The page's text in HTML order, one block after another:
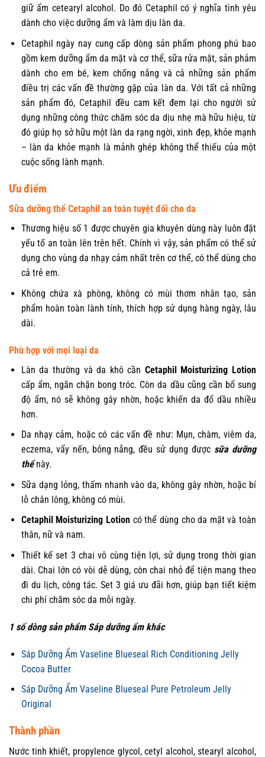
giữ ẩm cetearyl alcohol. Do đó Cetaphil có ý nghĩa tình yêu
dành cho việc dưỡng ẩm và làm dịu làn da.
Cetaphil ngày nay cung cấp dòng sản phẩm phong phú bao
gồm kem dưỡng ẩm da mặt và cơ thể, sữa rửa mặt, sản phảm
dành cho em bé, kem chống nắng và cả những sản phẩm
điều trị các vấn đề thường gặp của làn da. Với tất cả những
sản phẩm đó, Cetaphil đều cam kết đem lại cho người sử
dụng những công thức chăm sóc da dịu nhẹ mà hữu hiệu, từ
đó giúp họ sở hữu một làn da rạng ngời, xinh đẹp, khỏe mạnh
– làn da khỏe mạnh là mảnh ghép không thể thiếu của một
cuộc sống lành mạnh.
Ưu điểm
Sữa dưỡng thể Cetaphil an toàn tuyệt đối cho da
Thương hiệu số 1 được chuyên gia khuyên dùng này luôn đặt
yếu tố an toàn lên trên hết. Chính vì vậy, sản phẩm có thể sử
dụng cho vùng da nhạy cảm nhất trên cơ thể, có thể dùng cho
cả trẻ em.
Không chứa xà phòng, không có mùi thơm nhân tạo, sản
phẩm hoàn toàn lành tính, thích hợp sử dụng hàng ngày, lâu
dài.
Phù hợp với mọi loại da
Làn da thường và da khô cần Cetaphil Moisturizing Lotion
cấp ẩm, ngăn chặn bong tróc. Còn da dầu cũng cần bổ sung
độ ẩm, nó sẽ không gây nhờn, hoặc khiến da đổ dầu nhiều
hơn.
Da nhạy cảm, hoặc có các vấn đề như: Mụn, chàm, viêm da,
eczema, vẩy nến, bỏng nắng, đều sử dụng được sữa dưỡng
thểnày.
Sữa dạng lỏng, thấm nhanh vào da, không gây nhờn, hoặc bí
lỗ chân lông, không có mùi.
Cetaphil Moisturizing Lotion có thể dùng cho da mặt và toàn
thân, nữ và nam.
Thiết kế set 3 chai vô cùng tiện lợi, sử dụng trong thời gian
dài. Chai lớn có vòi dễ dùng, còn chai nhỏ để tiện mang theo
đi du lịch, công tác. Set 3 giá ưu đãi hơn, giúp bạn tiết kiệm
chi phí chăm sóc da mỗi ngày.
1 số dòng sản phẩm Sáp dưỡng ẩm khác
Sáp Dưỡng Ẩm Vaseline Blueseal Rich Conditioning Jelly
Cocoa Butter
Sáp Dưỡng Ẩm Vaseline Blueseal Pure Petroleum Jelly
Original
Thành phần
Nước tinh khiết, propylence glycol, cetyl alcohol, stearyl alcohol,